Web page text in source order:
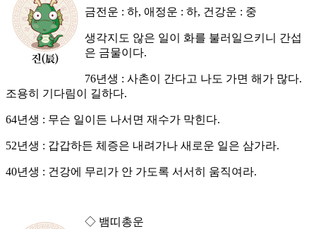
금전운 : 하, 애정운 : 하, 건강운 : 중
생각지도 않은 일이 화를 불러일으키니 간섭
은 금물이다.
76년생 : 사촌이 간다고 나도 가면 해가 많다.
조용히 기다림이 길하다.
64년생 : 무슨 일이든 나서면 재수가 막힌다.
52년생 : 갑갑하든 체증은 내려가나 새로운 일은 삼가라.
40년생 : 건강에 무리가 안 가도록 서서히 움직여라.
◇ 뱀띠총운